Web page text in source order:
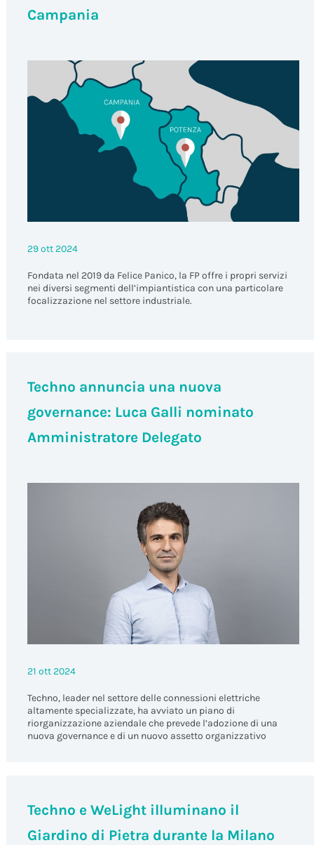
Campania
29 ott 2024
Fondata nel 2019 da Felice Panico, la FP offre i propri servizi
nei diversi segmenti dell’impiantistica con una particolare
focalizzazione nel settore industriale.
Techno annuncia una nuova
governance: Luca Galli nominato
Amministratore Delegato
21 ott 2024
Techno, leader nel settore delle connessioni elettriche
altamente specializzate, ha avviato un piano di
riorganizzazione aziendale che prevede l’adozione di una
nuova governance e di un nuovo assetto organizzativo
Techno e WeLight illuminano il
Giardino di Pietra durante la Milano